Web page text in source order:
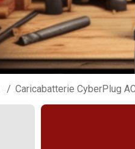
Caricabatterie CyberPlug